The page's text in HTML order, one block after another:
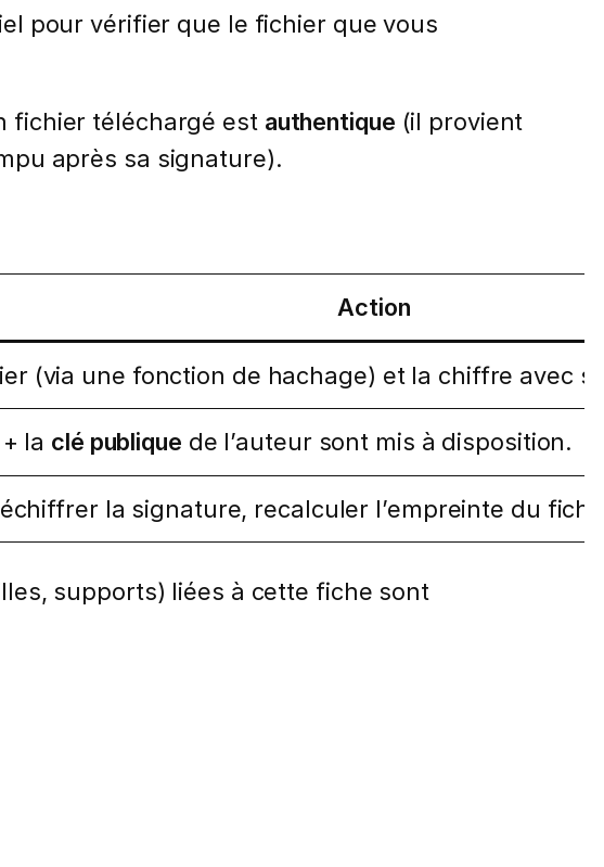
pour vérifier que le fichier que vous
fichier téléchargé est authentique (il provient
après sa signature).
Action
(via une fonction de hachage) et la chiffre avec
la clé publique de l’auteur sont mis à disposition.
la signature, recalculer l’empreinte du
supports) liées à cette fiche sont